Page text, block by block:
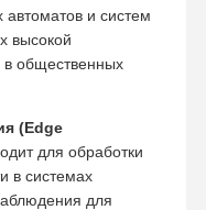
автоматов и систем
высокой
в общественных
(Edge
для обработки
в системах
для